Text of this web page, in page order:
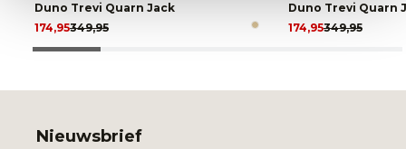
Duno Trevi Quarn Jack
349,95
174,95
Duno Trevi Quarn
349,95
174,95
Nieuwsbrief